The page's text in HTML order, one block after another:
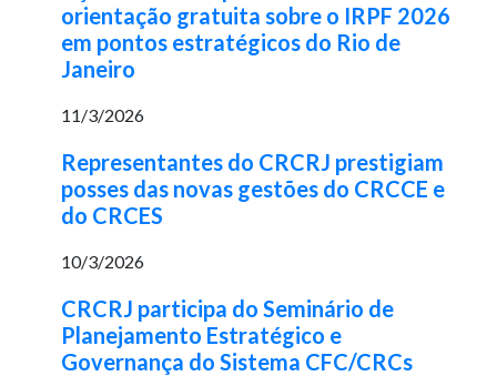
orientação gratuita sobre o IRPF 2026
em pontos estratégicos do Rio de
Janeiro
11/3/2026
Representantes do CRCRJ prestigiam
posses das novas gestões do CRCCE e
do CRCES
10/3/2026
CRCRJ participa do Seminário de
Planejamento Estratégico e
Governança do Sistema CFC/CRCs